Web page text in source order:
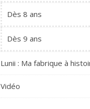
Dès 8 ans
Dès 9 ans
Lunii : Ma fabrique à
Vidéo